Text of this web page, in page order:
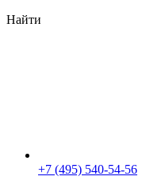
Найти
+7 (495) 540-54-56